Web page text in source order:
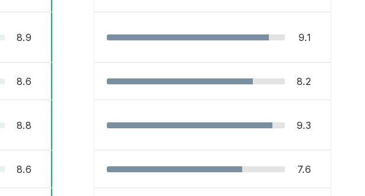
8.9
8.6
8.8
8.6
9.1
8.2
9.3
7.6